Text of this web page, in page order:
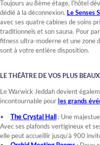
Toujours au 8ème étage, l'hôtel
dédié à la déconnexion. Le Senses
avec ses quatre cabines de soins
traditionnels et son sauna. Pour
fitness ultra-moderne et une zone
sont à votre entière disposition.
LE THÉÂTRE DE VOS PLUS
Le Warwick Jeddah devient
incontournable pour les grands
The Crystal Hall : Une
Avec ses plafonds vertigineux et
elle peut accueillir jusqu’à 900